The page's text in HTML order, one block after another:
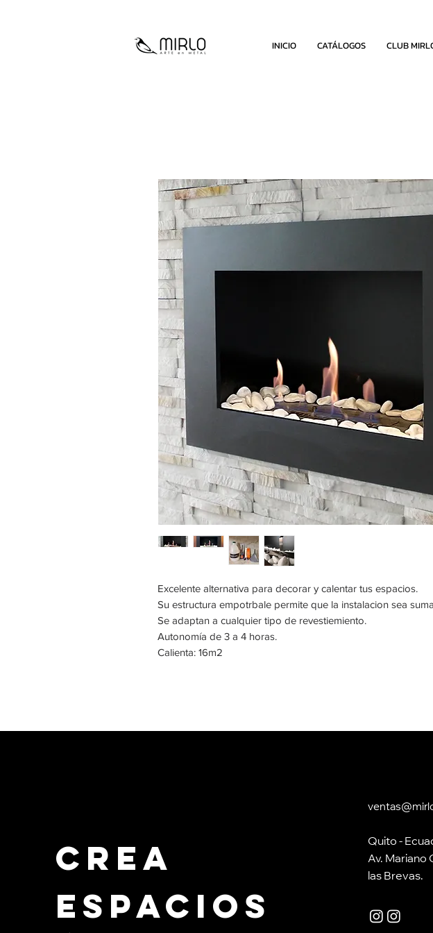
INICIO CATÁLOGOS CLUB
Excelente alternativa para decorar y calentar tus espacios.
Su estructura empotrbale permite que la instalacion sea
Se adaptan a cualquier tipo de revestiemiento.
Autonomía de 3 a 4 horas.
Calienta: 16m2
Crea
Espacios
Quito -
Av. Mariano
las Brevas.